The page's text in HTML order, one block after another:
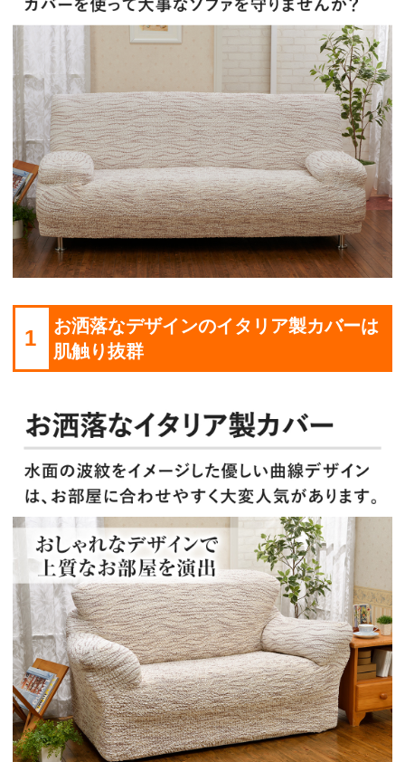
1
お洒落なデザインのイタリア製カバーは
肌触り抜群